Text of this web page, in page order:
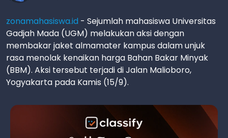
zonamahasiswa.id - Sejumlah mahasiswa Universitas
Gadjah Mada (UGM) melakukan aksi dengan
membakar jaket almamater kampus dalam unjuk
rasa menolak kenaikan harga Bahan Bakar Minyak
(BBM). Aksi tersebut terjadi di Jalan Malioboro,
Yogyakarta pada Kamis (15/9).